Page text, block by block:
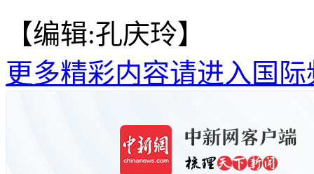
【编辑:孔庆玲】
更多精彩内容请进入国际